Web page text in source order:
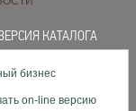
КАТАЛОГА